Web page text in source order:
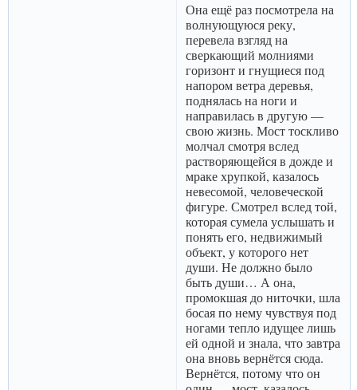
Она ещё раз посмотрела на
волнующуюся реку,
перевела взгляд на
сверкающий молниями
горизонт и гнущиеся под
напором ветра деревья,
поднялась на ноги и
направилась в другую —
свою жизнь. Мост тоскливо
молчал смотря вслед
растворяющейся в дожде и
мраке хрупкой, казалось
невесомой, человеческой
фигуре. Смотрел вслед той,
которая сумела услышать и
понять его, недвижимый
объект, у которого нет
души. Не должно было
быть души… А она,
промокшая до ниточки, шла
босая по нему чувствуя под
ногами тепло идущее лишь
ей одной и знала, что завтра
она вновь вернётся сюда.
Вернётся, потому что он